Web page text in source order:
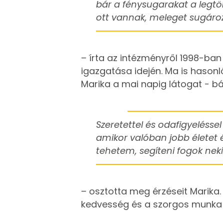
bár a fénysugarakat a
ott vannak, meleget
– írta az intézményről 1998-
igazgatása idején. Ma is
Marika a mai napig látogat -
Szeretettel és
amikor valóban jobb életet
tehetem, segíteni fogok
– osztotta meg érzéseit
kedvesség és a szorgos